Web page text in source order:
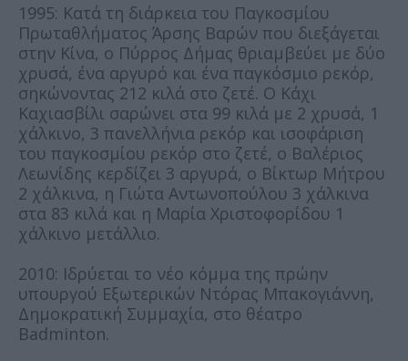
1995: Κατά τη διάρκεια του Παγκοσμίου
Πρωταθλήματος Άρσης Βαρών που διεξάγεται
στην Κίνα, ο Πύρρος Δήμας θριαμβεύει με δύο
χρυσά, ένα αργυρό και ένα παγκόσμιο ρεκόρ,
σηκώνοντας 212 κιλά στο ζετέ. Ο Κάχι
Καχιασβίλι σαρώνει στα 99 κιλά με 2 χρυσά, 1
χάλκινο, 3 πανελλήνια ρεκόρ και ισοφάριση
του παγκοσμίου ρεκόρ στο ζετέ, ο Βαλέριος
Λεωνίδης κερδίζει 3 αργυρά, ο Βίκτωρ Μήτρου
2 χάλκινα, η Γιώτα Αντωνοπούλου 3 χάλκινα
στα 83 κιλά και η Μαρία Χριστοφορίδου 1
χάλκινο μετάλλιο.
2010: Ιδρύεται το νέο κόμμα της πρώην
υπουργού Εξωτερικών Ντόρας Μπακογιάννη,
Δημοκρατική Συμμαχία, στο θέατρο
Badminton.